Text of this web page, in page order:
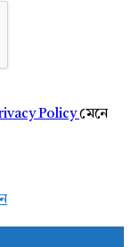
Policyমেনে